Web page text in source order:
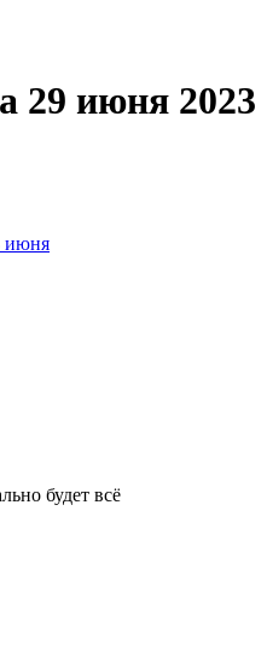
29 июня 2023
июня
будет всё